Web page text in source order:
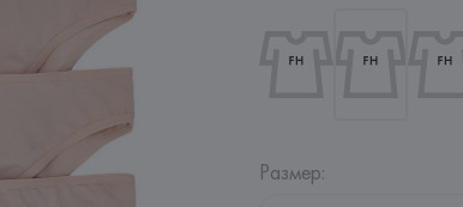
Размер: